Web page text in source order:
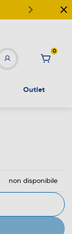
0
Outlet
non disponibile